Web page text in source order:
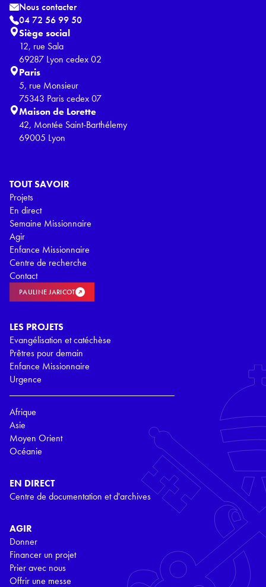
TOUT SAVOIR
Projets
En direct
Semaine Missionnaire
Agir
Enfance Missionnaire
Centre de recherche
Contact
PAULINE JARICOT
LES PROJETS
Evangélisation et catéchèse
Prêtres pour demain
Enfance Missionnaire
Urgence
Afrique
Asie
Moyen Orient
Océanie
EN DIRECT
Centre de documentation et d'archives
AGIR
Donner
Financer un projet
Prier avec nous
Offrir une messe
Nous contacter
04 72 56 99 50
Siège social
12, rue Sala
69287 Lyon cedex 02
Paris
5, rue Monsieur
75343 Paris cedex 07
Maison de Lorette
42, Montée Saint-Barthélemy
69005 Lyon